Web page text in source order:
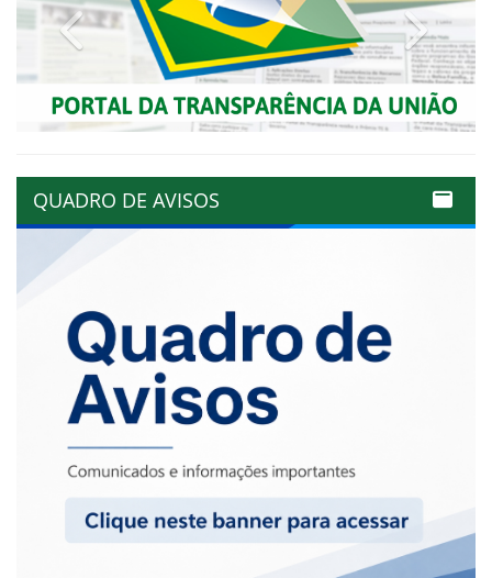
Previous Next
QUADRO DE AVISOS